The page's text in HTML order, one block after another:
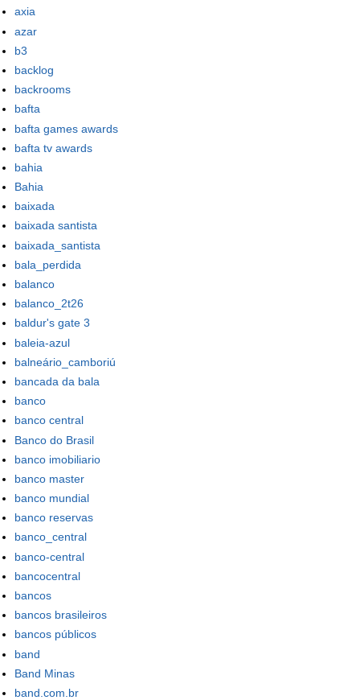
axia
azar
b3
backlog
backrooms
bafta
bafta games awards
bafta tv awards
bahia
Bahia
baixada
baixada santista
baixada_santista
bala_perdida
balanco
balanco_2t26
baldur's gate 3
baleia-azul
balneário_camboriú
bancada da bala
banco
banco central
Banco do Brasil
banco imobiliario
banco master
banco mundial
banco reservas
banco_central
banco-central
bancocentral
bancos
bancos brasileiros
bancos públicos
band
Band Minas
band.com.br